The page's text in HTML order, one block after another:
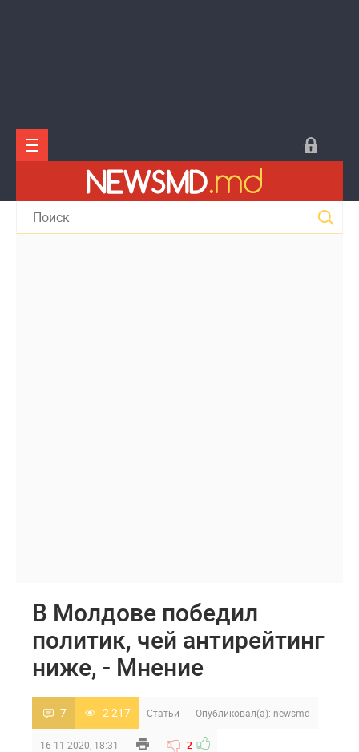
В Молдове победил
политик, чей антирейтинг
ниже, - Мнение
7 2 217 Статьи Опубликовал(а): newsmd
16-11-2020, 18:31 -2